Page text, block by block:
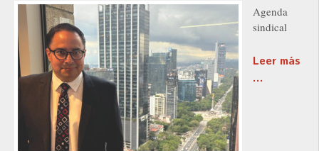
Agenda
sindical
Leer más
...